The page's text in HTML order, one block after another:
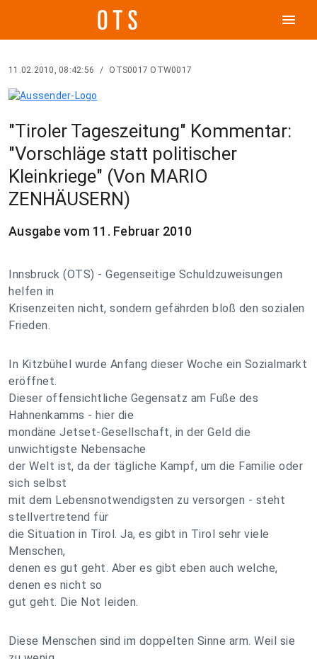
menu
11.02.2010, 08:42:56 / OTS0017 OTW0017
"Tiroler Tageszeitung" Kommentar:
"Vorschläge statt politischer
Kleinkriege" (Von MARIO
ZENHÄUSERN)
Ausgabe vom 11. Februar 2010
Innsbruck (OTS) - Gegenseitige Schuldzuweisungen
helfen in
Krisenzeiten nicht, sondern gefährden bloß den sozialen
Frieden.
In Kitzbühel wurde Anfang dieser Woche ein Sozialmarkt
eröffnet.
Dieser offensichtliche Gegensatz am Fuße des
Hahnenkamms - hier die
mondäne Jetset-Gesellschaft, in der Geld die
unwichtigste Nebensache
der Welt ist, da der tägliche Kampf, um die Familie oder
sich selbst
mit dem Lebensnotwendigsten zu versorgen - steht
stellvertretend für
die Situation in Tirol. Ja, es gibt in Tirol sehr viele
Menschen,
denen es gut geht. Aber es gibt eben auch welche,
denen es nicht so
gut geht. Die Not leiden.
Diese Menschen sind im doppelten Sinne arm. Weil sie